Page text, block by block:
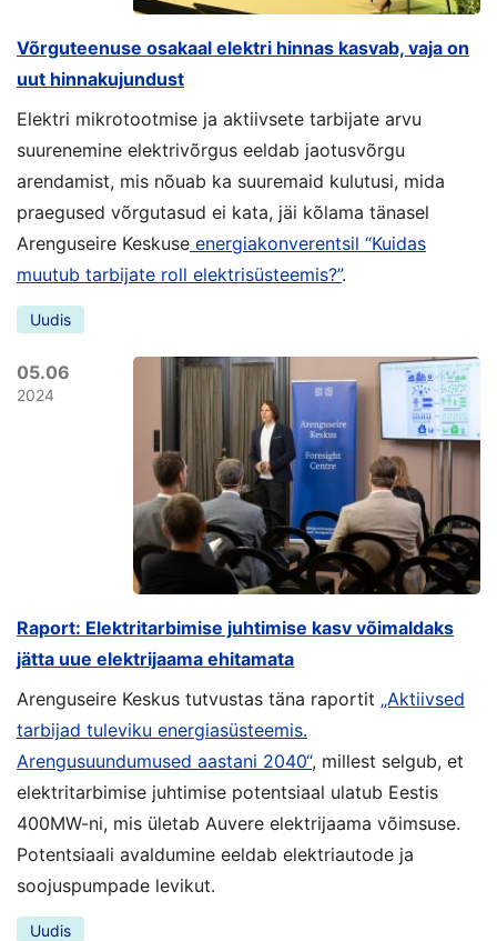
Võrguteenuse osakaal elektri hinnas kasvab, vaja on
uut hinnakujundust
Elektri mikrotootmise ja aktiivsete tarbijate arvu
suurenemine elektrivõrgus eeldab jaotusvõrgu
arendamist, mis nõuab ka suuremaid kulutusi, mida
praegused võrgutasud ei kata, jäi kõlama tänasel
Arenguseire Keskuse energiakonverentsil “Kuidas
muutub tarbijate roll elektrisüsteemis?”.
Uudis
05.06
2024
Raport: Elektritarbimise juhtimise kasv võimaldaks
jätta uue elektrijaama ehitamata
Arenguseire Keskus tutvustas täna raportit „Aktiivsed
tarbijad tuleviku energiasüsteemis.
Arengusuundumused aastani 2040“, millest selgub, et
elektritarbimise juhtimise potentsiaal ulatub Eestis
400MW-ni, mis ületab Auvere elektrijaama võimsuse.
Potentsiaali avaldumine eeldab elektriautode ja
soojuspumpade levikut.
Uudis